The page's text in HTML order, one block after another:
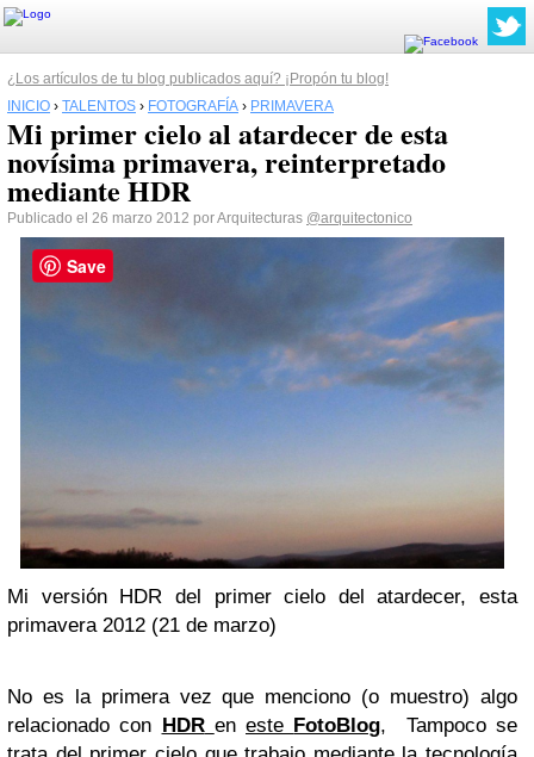
¿Los artículos de tu blog publicados aquí? ¡Propón tu blog!
INICIO › TALENTOS › FOTOGRAFÍA › PRIMAVERA
Mi primer cielo al atardecer de esta
novísima primavera, reinterpretado
mediante HDR
Publicado el 26 marzo 2012 por Arquitecturas @arquitectonico
Mi versión HDR del primer cielo del atardecer, esta
primavera 2012 (21 de marzo)
No es la primera vez que menciono (o muestro) algo
relacionado con HDR en este FotoBlog, Tampoco se
Save